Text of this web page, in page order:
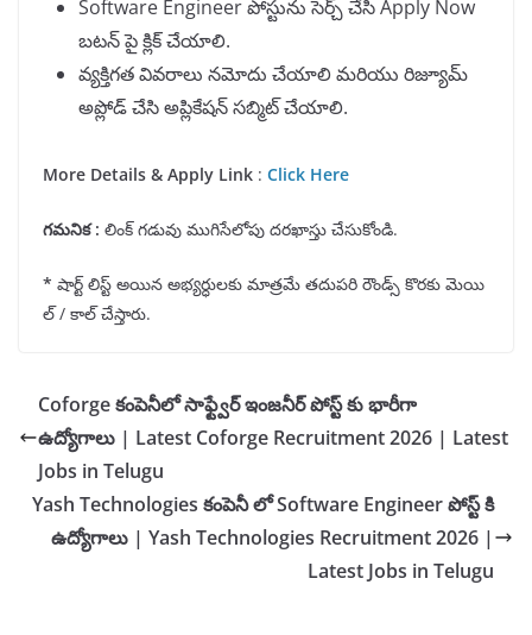
Software Engineer పోస్టును సెర్చ్ చేసి Apply Now
బటన్ పై క్లిక్ చేయాలి.
వ్యక్తిగత వివరాలు నమోదు చేయాలి మరియు రిజ్యూమ్
అప్లోడ్ చేసి అప్లికేషన్ సబ్మిట్ చేయాలి.
More Details & Apply Link : Click Here
గమనిక: లింక్ గడువు ముగిసేలోపు దరఖాస్తు చేసుకోండి.
* షార్ట్ లిస్ట్ అయిన అభ్యర్ధులకు మాత్రమే తదుపరి రౌండ్స్ కొరకు మెయి
ల్ / కాల్ చేస్తారు.
Coforge కంపెనీలో సాఫ్ట్వేర్ ఇంజనీర్ పోస్ట్ కు భారీగా
ఉద్యోగాలు | Latest Coforge Recruitment 2026 | Latest
Jobs in Telugu
Yash Technologies కంపెనీ లో Software Engineer పోస్ట్ కి
ఉద్యోగాలు | Yash Technologies Recruitment 2026 |
Latest Jobs in Telugu